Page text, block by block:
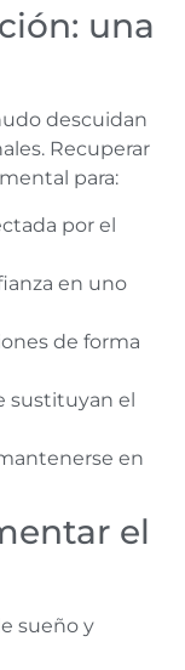
una
descuidan
Recuperar
para:
por el
en uno
de forma
sustituyan el
en
el
sueño y